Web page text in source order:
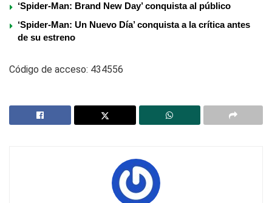
‘Spider-Man: Brand New Day’ conquista al público
‘Spider-Man: Un Nuevo Día’ conquista a la crítica antes
de su estreno
Código de acceso: 434556